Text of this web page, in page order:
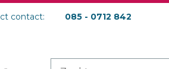
contact: 085 - 0712 842